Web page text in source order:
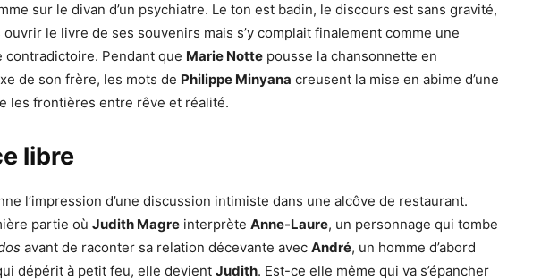
sur le divan d’un psychiatre. Le ton est badin, le discours est sans gravité,
le livre de ses souvenirs mais s’y complait finalement comme une
contradictoire. Pendant que Marie Notte pousse la chansonnette en
de son frère, les mots de Philippe Minyana creusent la mise en abime d’une
les frontières entre rêve et réalité.
libre
l’impression d’une discussion intimiste dans une alcôve de restaurant.
partie où Judith Magre interprète Anne-Laure, un personnage qui tombe
avant de raconter sa relation décevante avec André, un homme d’abord
dépérit à petit feu, elle devient Judith. Est-ce elle même qui va s’épancher